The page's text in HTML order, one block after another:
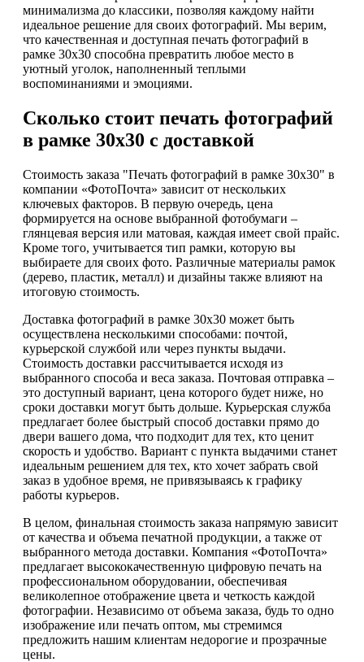
минимализма до классики, позволяя каждому найти
идеальное решение для своих фотографий. Мы верим,
что качественная и доступная печать фотографий в
рамке 30х30 способна превратить любое место в
уютный уголок, наполненный теплыми
воспоминаниями и эмоциями.
Сколько стоит печать фотографий
в рамке 30х30 с доставкой
Стоимость заказа "Печать фотографий в рамке 30х30" в
компании «ФотоПочта» зависит от нескольких
ключевых факторов. В первую очередь, цена
формируется на основе выбранной фотобумаги –
глянцевая версия или матовая, каждая имеет свой прайс.
Кроме того, учитывается тип рамки, которую вы
выбираете для своих фото. Различные материалы рамок
(дерево, пластик, металл) и дизайны также влияют на
итоговую стоимость.
Доставка фотографий в рамке 30х30 может быть
осуществлена несколькими способами: почтой,
курьерской службой или через пункты выдачи.
Стоимость доставки рассчитывается исходя из
выбранного способа и веса заказа. Почтовая отправка –
это доступный вариант, цена которого будет ниже, но
сроки доставки могут быть дольше. Курьерская служба
предлагает более быстрый способ доставки прямо до
двери вашего дома, что подходит для тех, кто ценит
скорость и удобство. Вариант с пункта выдачими станет
идеальным решением для тех, кто хочет забрать свой
заказ в удобное время, не привязываясь к графику
работы курьеров.
В целом, финальная стоимость заказа напрямую зависит
от качества и объема печатной продукции, а также от
выбранного метода доставки. Компания «ФотоПочта»
предлагает высококачественную цифровую печать на
профессиональном оборудовании, обеспечивая
великолепное отображение цвета и четкость каждой
фотографии. Независимо от объема заказа, будь то одно
изображение или печать оптом, мы стремимся
предложить нашим клиентам недорогие и прозрачные
цены.